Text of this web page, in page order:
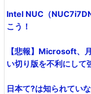
Intel NUC（
こう！
【悲報】Microsoft、
い切り版を不利にして
日本て?は知られてい